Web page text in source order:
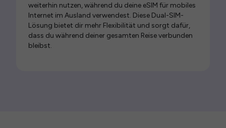
weiterhin nutzen, während du deine eSIM für mobiles
Internet im Ausland verwendest. Diese Dual-SIM-
Lösung bietet dir mehr Flexibilität und sorgt dafür,
dass du während deiner gesamten Reise verbunden
bleibst.